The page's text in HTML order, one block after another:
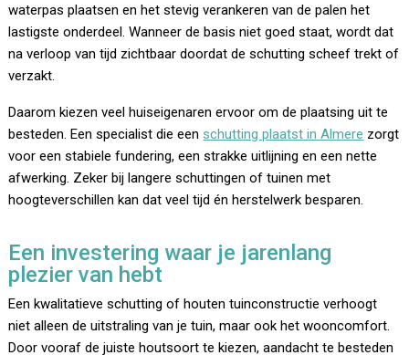
waterpas plaatsen en het stevig verankeren van de palen het
lastigste onderdeel. Wanneer de basis niet goed staat, wordt dat
na verloop van tijd zichtbaar doordat de schutting scheef trekt of
verzakt.
Daarom kiezen veel huiseigenaren ervoor om de plaatsing uit te
besteden. Een specialist die een schutting plaatst in Almere zorgt
voor een stabiele fundering, een strakke uitlijning en een nette
afwerking. Zeker bij langere schuttingen of tuinen met
hoogteverschillen kan dat veel tijd én herstelwerk besparen.
Een investering waar je jarenlang
plezier van hebt
Een kwalitatieve schutting of houten tuinconstructie verhoogt
niet alleen de uitstraling van je tuin, maar ook het wooncomfort.
Door vooraf de juiste houtsoort te kiezen, aandacht te besteden